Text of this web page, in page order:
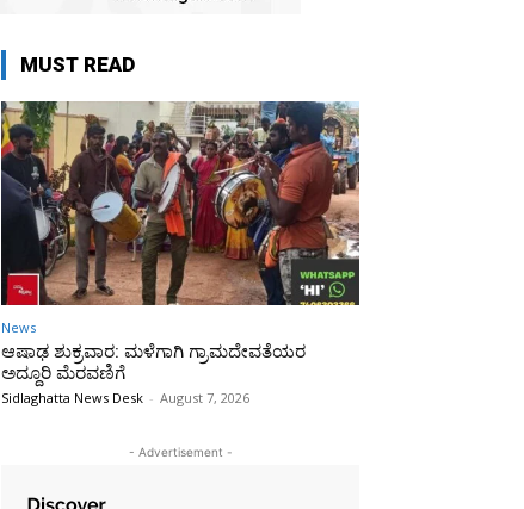
MUST READ
News
ಆಷಾಢ ಶುಕ್ರವಾರ: ಮಳೆಗಾಗಿ ಗ್ರಾಮದೇವತೆಯರ
ಅದ್ದೂರಿ ಮೆರವಣಿಗೆ
Sidlaghatta News Desk - August 7, 2026
- Advertisement -